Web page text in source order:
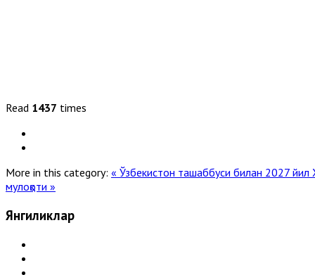
Read 1437 times
More in this category: « Ўзбекистон ташаббуси билан 2027 йил
мулоқоти »
Янгиликлар